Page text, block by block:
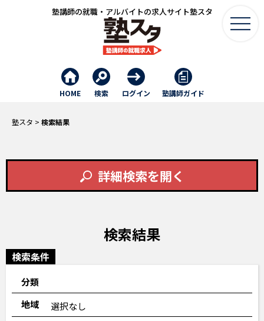
塾講師の就職・アルバイトの求人サイト塾スタ
HOME 検索 ログイン 塾講師ガイド
塾スタ > 検索結果
検索結果
検索条件
分類
地域
選択なし